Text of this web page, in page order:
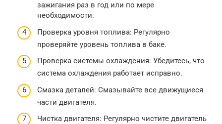
зажигания раз в год или по мере
необходимости.
Проверка уровня топлива: Регулярно
проверяйте уровень топлива в баке.
Проверка системы охлаждения: Убедитесь, что
система охлаждения работает исправно.
Смазка деталей: Смазывайте все движущиеся
части двигателя.
Чистка двигателя: Регулярно чистите двигатель